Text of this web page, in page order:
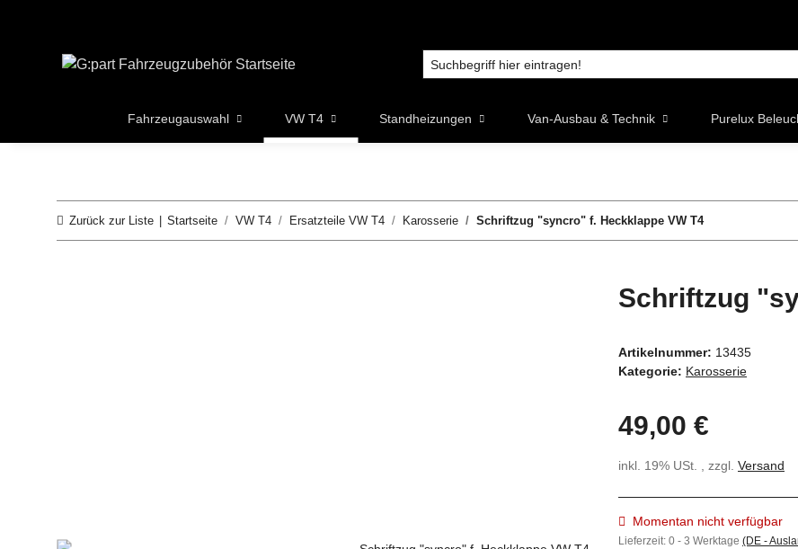
Fahrzeugauswahl VW T4 Standheizungen Van-Ausbau & Technik Purelux
Zurück zur Liste Startseite VW T4 Ersatzteile VW T4 Karosserie Schriftzug "syncro" f. Heckklappe VW T4
Schriftzug
Artikelnummer: 13435
Kategorie: Karosserie
49,00 €
inkl. 19% USt. , zzgl. Versand
Momentan nicht verfügbar
Lieferzeit: 0 - 3 Werktage (DE -